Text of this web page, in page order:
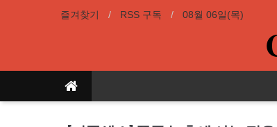
즐겨찾기 RSS 구독 08월 06일(목)